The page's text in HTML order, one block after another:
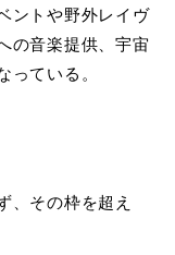
ントや野外レイヴ
の音楽提供、宇宙
っている。
、その枠を超え